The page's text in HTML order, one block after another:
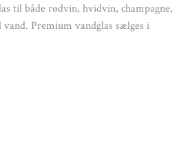
til både rødvin, hvidvin, champagne,
Premium vandglas sælges i